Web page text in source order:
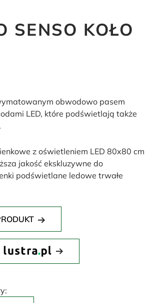
SENSO KOŁO
obwodowo pasem
LED, które podświetlają także
z oświetleniem LED 80x80 cm
jakość ekskluzywne do
podświetlane ledowe trwałe